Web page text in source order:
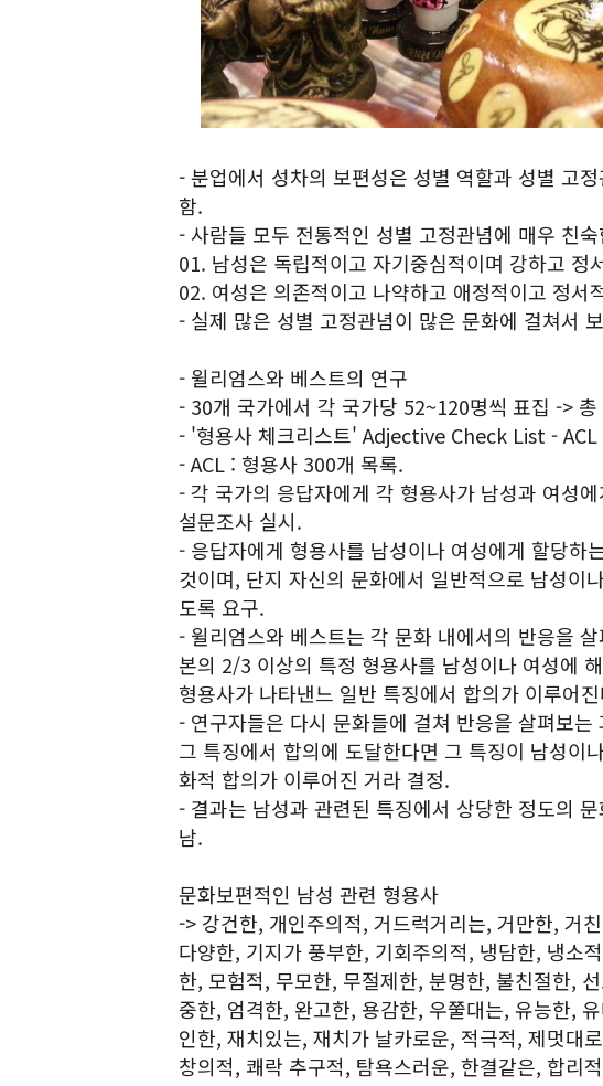
- 분업에서 성차의 보편성은 성별 역할과 성별 고
함.
- 사람들 모두 전통적인 성별 고정관념에 매우 친숙
01. 남성은 독립적이고 자기중심적이며 강하고 정
02. 여성은 의존적이고 나약하고 애정적이고 정서
- 실제 많은 성별 고정관념이 많은 문화에 걸쳐서
- 윌리엄스와 베스트의 연구
- 30개 국가에서 각 국가당 52~120명씩 표집 ->
- '형용사 체크리스트' Adjective Check List - ACL
- ACL : 형용사 300개 목록.
- 각 국가의 응답자에게 각 형용사가 남성과 여성
설문조사 실시.
- 응답자에게 형용사를 남성이나 여성에게 할당하
것이며, 단지 자신의 문화에서 일반적으로 남성이
도록 요구.
- 윌리엄스와 베스트는 각 문화 내에서의 반응을
본의 2/3 이상의 특정 형용사를 남성이나 여성에
형용사가 나타낸느 일반 특징에서 합의가 이루어
- 연구자들은 다시 문화들에 걸쳐 반응을 살펴보
그 특징에서 합의에 도달한다면 그 특징이 남성이
화적 합의가 이루어진 거라 결정.
- 결과는 남성과 관련된 특징에서 상당한 정도의
남.
문화보편적인 남성 관련 형용사
-> 강건한, 개인주의적, 거드럭거리는, 거만한, 거
다양한, 기지가 풍부한, 기회주의적, 냉담한, 냉소
한, 모험적, 무모한, 무절제한, 분명한, 불친절한,
중한, 엄격한, 완고한, 용감한, 우쭐대는, 유능한,
인한, 재치있는, 재치가 날카로운, 적극적, 제멋대
창의적, 쾌락 추구적, 탐욕스러운, 한결같은, 합리